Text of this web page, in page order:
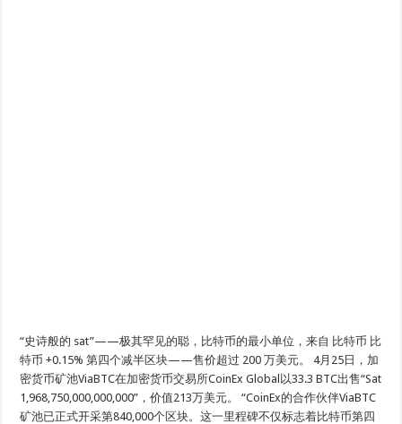
“史诗般的 sat”——极其罕见的聪，比特币的最小单位，来自 比特币 比
特币 +0.15% 第四个减半区块——售价超过 200 万美元。 4月25日，加
密货币矿池ViaBTC在加密货币交易所CoinEx Global以33.3 BTC出售“Sat
1,968,750,000,000,000”，价值213万美元。 “CoinEx的合作伙伴ViaBTC
矿池已正式开采第840,000个区块。这一里程碑不仅标志着比特币第四